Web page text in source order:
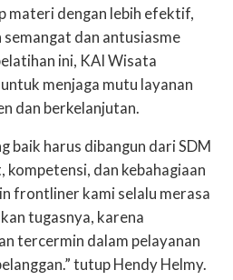
materi dengan lebih efektif,
dan antusiasme
ini, KAI Wisata
menjaga mutu layanan
dan berkelanjutan.
baik harus dibangun dari SDM
kompetensi, dan kebahagiaan
frontliner kami selalu merasa
tugasnya, karena
tercermin dalam pelayanan
tutup Hendy Helmy.